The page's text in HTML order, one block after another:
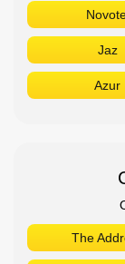
Jaz
Azur
The